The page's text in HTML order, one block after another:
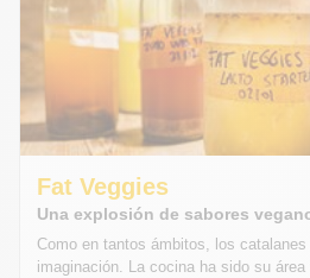
Fat Veggies
Una explosión de sabores
Como en tantos ámbitos, los
imaginación. La cocina ha sido su